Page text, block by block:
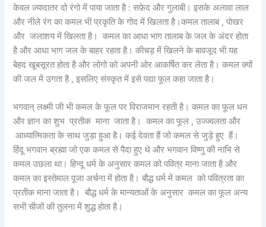
केवल ज़्यादातर दो रंगो में पाया जाता है : सफ़ेद और गुलाबी। इसके अलावा लाल
और नीले रंग का कमल भी प्रकृति के गोद में खिलता है।कमल तालाब , पोखर
और जलाशय में खिलता है। कमल का आधा भाग तालाब के जल के अंदर होता
है और आधा भाग जल के बाहर रहता है। कीचड़ में खिलने के बावजूद भी यह
बेहद खूबसूरत होता है और लोगो को अपनी ओर आकर्षित कर लेता है। कमल क्यों
की जल में उगता है , इसलिए संस्कृत में इसे पद्या फूल कहा जाता है।
भगवान् लक्ष्मी जी भी कमल के फूल पर विराजमान रहती है। कमल का फूल धन
और ज्ञान का शुभ प्रतीक माना जाता है। कमल का फूल , उज्ज्वलता और
आध्यात्मिकता के साथ जुड़ा हुआ है। कई देवता हैं जो कमल से जुड़े हुए हैं।
हिंदू भगवान ब्रह्मा जो एक कमल से पैदा हुए थे और भगवान विष्णु की नाभि से
कमल उछला था। हिन्दू धर्म के अनुसार कमल को पवित्र माना जाता है और
कमल का इस्तेमाल पूजा अर्चना में होता है। बौद्ध धर्म में कमल को पवित्रता का
प्रतीक माना जाता है। बौद्ध धर्म के मान्यताओं के अनुसार कमल का फूल अन्य
सभी चीजों की तुलना में शुद्ध होता है।